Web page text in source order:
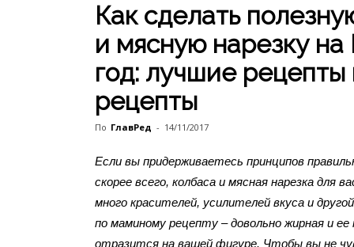
Как сделать
и мясную нарезку
год: лучшие рецепты
рецепты
По ГлавРед - 14/11/2017
Если вы придерживаетесь принципов
скорее всего, колбаса и мясная нарезка для
много красителей, усилителей вкуса и
по маминому рецепту – довольно жирная и ее
отразится на вашей фигуре. Чтобы вы не